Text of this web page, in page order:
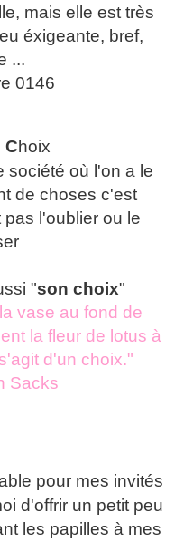
mais elle est très
éxigeante, bref,
...
Choix
société où l'on a le
de choses c'est
l'oublier ou le
"son choix"
vase au fond de
la fleur de lotus à
d'un choix."
pour mes invités
d'offrir un petit peu
les papilles à mes